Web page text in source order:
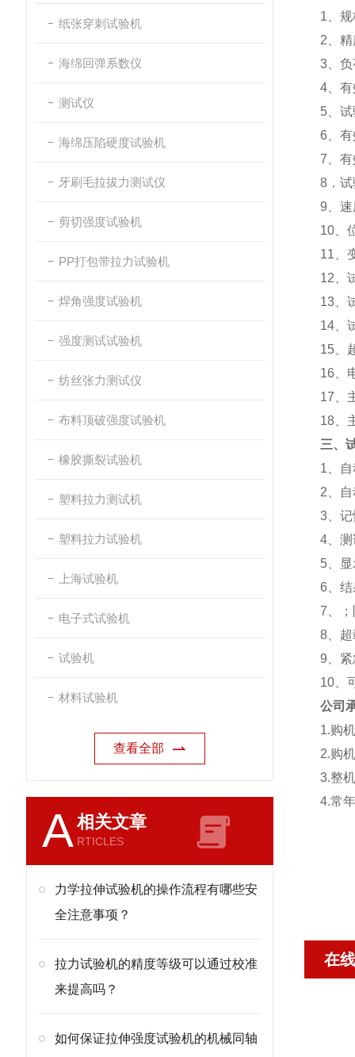
纸张穿刺试验机
海绵回弹系数仪
测试仪
海绵压陷硬度试验机
牙刷毛拉拔力测试仪
剪切强度试验机
PP打包带拉力试验机
焊角强度试验机
强度测试试验机
纺丝张力测试仪
布料顶破强度试验机
橡胶撕裂试验机
塑料拉力测试机
塑料拉力试验机
上海试验机
电子式试验机
试验机
材料试验机
查看全部
A相关文章
RTICLES
力学拉伸试验机的操作流程有哪些安
全注意事项？
拉力试验机的精度等级可以通过校准
来提高吗？
如何保证拉伸强度试验机的机械同轴
1 、
2 、
3 、
4 、
5 、
6 、
7 、
8 ．
9 、
10
11
12
13
14
15
16 、
17 、
18
三、
1 、
2 、
3 、
4 、
5 、
6 、
7 、
8 、
9 、
10
公司
1.购
2.购
3.整
4.常
在